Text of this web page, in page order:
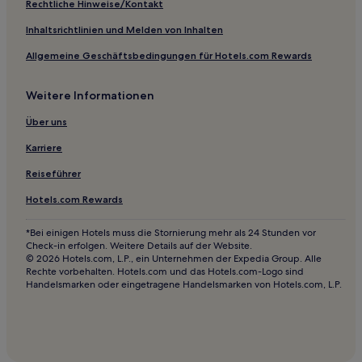
Familien in Solingen
Hotels mit inbegriffenem Frühstück in Neuss
Hotels mit Wellnessbereich in Stadtbezirk 1
Boutique- in Stadtbezirk 1
Haustierfreundliche nahe Sportpark Duisburg
Haustierfreundliche in Meerbusch
Rechtliche Hinweise/Kontakt
Inhaltsrichtlinien und Melden von Inhalten
Allgemeine Geschäftsbedingungen für Hotels.com Rewards
Weitere Informationen
Über uns
Karriere
Reiseführer
Hotels.com Rewards
*Bei einigen Hotels muss die Stornierung mehr als 24 Stunden vor
Check-in erfolgen. Weitere Details auf der Website.
© 2026 Hotels.com, L.P., ein Unternehmen der Expedia Group. Alle
Rechte vorbehalten. Hotels.com und das Hotels.com-Logo sind
Handelsmarken oder eingetragene Handelsmarken von Hotels.com, L.P.